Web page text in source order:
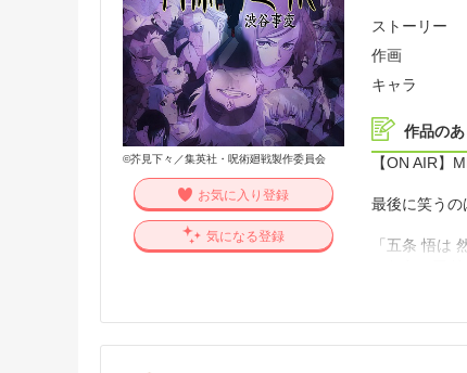
©芥見下々／集英社・呪術廻戦製作委員会
お気に入り登録
気になる登録
ストーリー
作画
キャラ
作品の
【ON AIR
最後に笑う
「五条 悟は
2018年10月
通者の正体が